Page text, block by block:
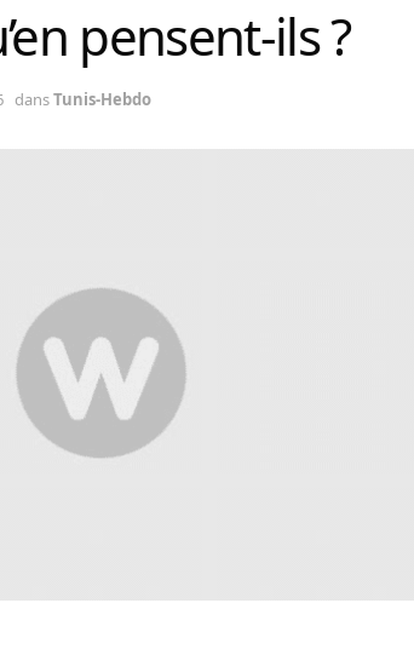
pensent-ils ?
dansTunis-Hebdo